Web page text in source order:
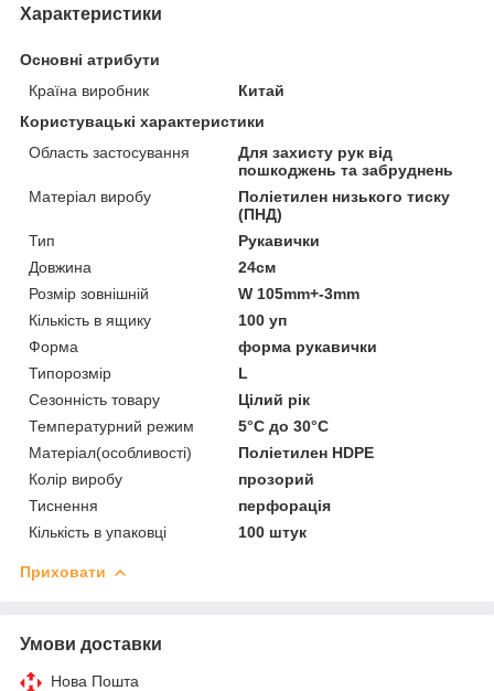
Характеристики
Основні атрибути
Країна виробник
Китай
Користувацькі характеристики
Область застосування
Для захисту рук від
пошкоджень та забруднень
Матеріал виробу
Поліетилен низького тиску
(ПНД)
Тип
Рукавички
Довжина
24см
Розмір зовнішній
W 105mm+-3mm
Кількість в ящику
100 уп
Форма
форма рукавички
Типорозмір
L
Сезонність товару
Цілий рік
Температурний режим
5°С до 30°С
Матеріал(особливості)
Поліетилен HDPE
Колір виробу
прозорий
Тиснення
перфорація
Кількість в упаковці
100 штук
Приховати
Умови доставки
Нова Пошта